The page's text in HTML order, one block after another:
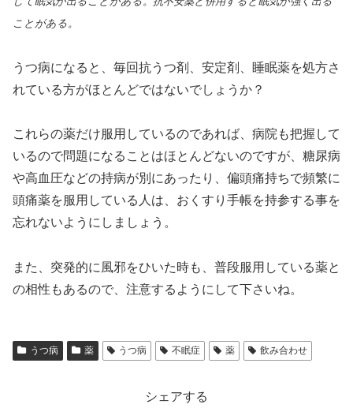
ことがある。
うつ病になると、毎回抗うつ剤、安定剤、睡眠薬を処方さ
れている方がほとんどではないでしょうか？
これらの薬だけ服用しているのであれば、病院も把握して
いるので問題になることはほとんどないのですが、糖尿病
や高血圧などの持病が別にあったり、偏頭痛持ちで頻繁に
頭痛薬を服用している人は、おくすり手帳を持参する事を
忘れないようにしましょう。
また、突発的に風邪をひいた時も、普段服用している薬と
の相性もあるので、注意するようにして下さいね。
うつ病 薬 うつ病 不眠症 薬 飲み合わせ
シェアする